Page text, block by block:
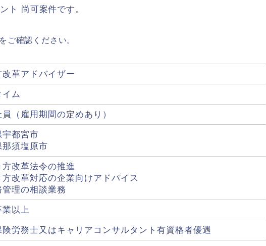
ト 尚可案件です。
ご確認ください。
改革アドバイザー
イム
（雇用期間の定めあり）
宇都宮市
那須塩原市
方改革法令の推進
方改革対応の企業向けアドバイス
管理の相談業務
以上
険労務士又はキャリアコンサルタント有資格者優遇